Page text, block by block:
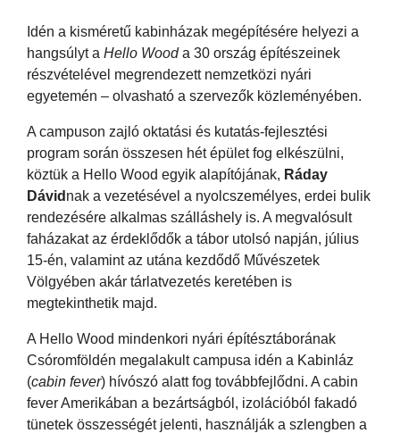
Idén a kisméretű kabinházak megépítésére helyezi a
hangsúlyt a Hello Wooda 30 ország építészeinek
részvételével megrendezett nemzetközi nyári
egyetemén – olvasható a szervezők közleményében.
A campuson zajló oktatási és kutatás-fejlesztési
program során összesen hét épület fog elkészülni,
köztük a Hello Wood egyik alapítójának, Ráday
Dávid nak a vezetésével a nyolcszemélyes, erdei bulik
rendezésére alkalmas szálláshely is. A megvalósult
faházakat az érdeklődők a tábor utolsó napján, július
15-én, valamint az utána kezdődő Művészetek
Völgyében akár tárlatvezetés keretében is
megtekinthetik majd.
A Hello Wood mindenkori nyári építésztáborának
Csóromföldén megalakult campusa idén a Kabinláz
(cabin fever) hívószó alatt fog továbbfejlődni. A cabin
fever Amerikában a bezártságból, izolációból fakadó
tünetek összességét jelenti, használják a szlengben a